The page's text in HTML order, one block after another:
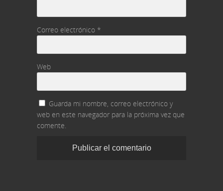
Correo electrónico *
Web
Guarda mi nombre, correo electrónico y
web en este navegador para la próxima vez que
comente.